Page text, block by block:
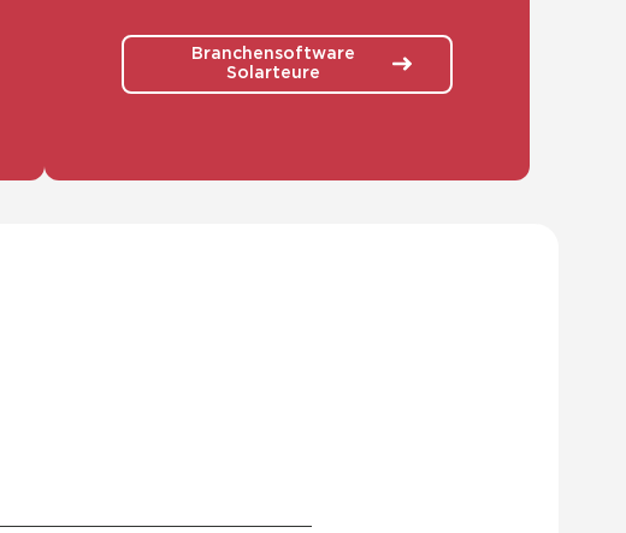
Branchensoftware
Solarteure